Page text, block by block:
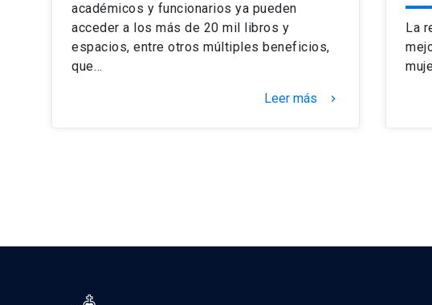
académicos y funcionarios ya pueden
acceder a los más de 20 mil libros y
espacios, entre otros múltiples beneficios,
que…
Leer más keyboard_arrow_right
La